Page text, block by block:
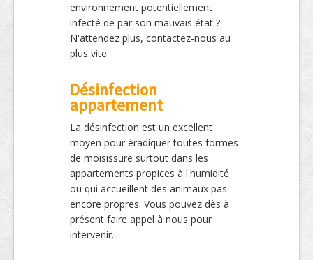
environnement potentiellement
infecté de par son mauvais état ?
N'attendez plus, contactez-nous au
plus vite.
Désinfection
appartement
La désinfection est un excellent
moyen pour éradiquer toutes formes
de moisissure surtout dans les
appartements propices à l'humidité
ou qui accueillent des animaux pas
encore propres. Vous pouvez dès à
présent faire appel à nous pour
intervenir.